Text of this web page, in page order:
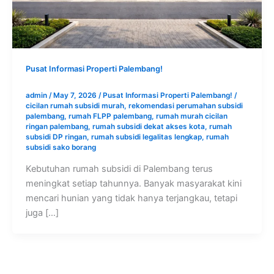
Pusat Informasi Properti Palembang!
admin / May 7, 2026 / Pusat Informasi Properti Palembang! /
cicilan rumah subsidi murah, rekomendasi perumahan subsidi
palembang, rumah FLPP palembang, rumah murah cicilan
ringan palembang, rumah subsidi dekat akses kota, rumah
subsidi DP ringan, rumah subsidi legalitas lengkap, rumah
subsidi sako borang
Kebutuhan rumah subsidi di Palembang terus
meningkat setiap tahunnya. Banyak masyarakat kini
mencari hunian yang tidak hanya terjangkau, tetapi
juga […]